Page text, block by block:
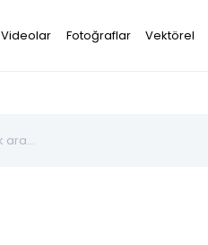
Videolar Fotoğraflar Vektörel